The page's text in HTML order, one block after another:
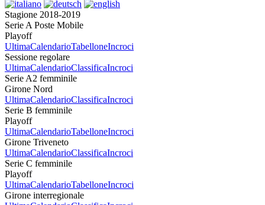
Stagione 2018-2019
Serie A Poste Mobile
Playoff
UltimaCalendarioTabelloneIncroci
Sessione regolare
UltimaCalendarioClassificaIncroci
Serie A2 femminile
Girone Nord
UltimaCalendarioClassificaIncroci
Serie B femminile
Playoff
UltimaCalendarioTabelloneIncroci
Girone Triveneto
UltimaCalendarioClassificaIncroci
Serie C femminile
Playoff
UltimaCalendarioTabelloneIncroci
Girone interregionale